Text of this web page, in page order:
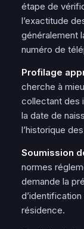
étape de
l’exactitude
généralement
numéro de
Profilage
cherche à
collectant des
la date de
l’historique
Soumission
normes
demande la
résidence.